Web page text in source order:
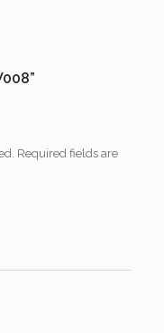
Required fields are